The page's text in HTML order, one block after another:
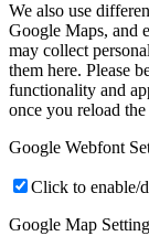
We also use
Google Maps, and
may collect
them here. Please
functionality and
once you reload the
Google Webfont
Click to enable/
Google Map